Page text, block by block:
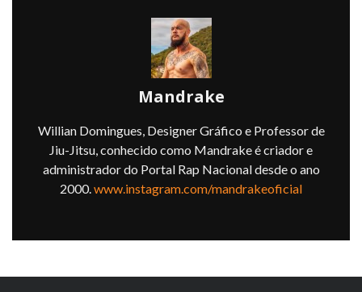
Mandrake
Willian Domingues, Designer Gráfico e Professor de
Jiu-Jitsu, conhecido como Mandrake é criador e
administrador do Portal Rap Nacional desde o ano
2000.www.instagram.com/mandrakeoficial